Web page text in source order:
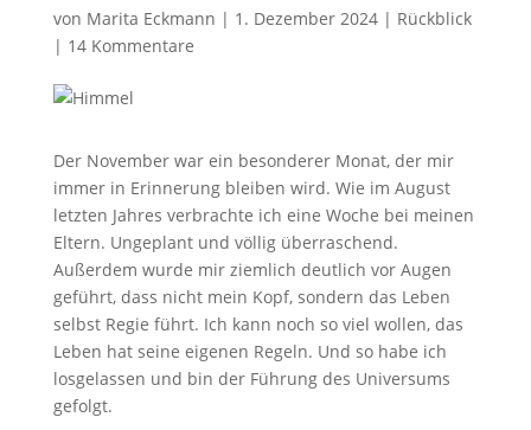
von Marita Eckmann | 1. Dezember 2024| Rückblick
| 14 Kommentare
Der November war ein besonderer Monat, der mir
immer in Erinnerung bleiben wird. Wie im August
letzten Jahres verbrachte ich eine Woche bei meinen
Eltern. Ungeplant und völlig überraschend.
Außerdem wurde mir ziemlich deutlich vor Augen
geführt, dass nicht mein Kopf, sondern das Leben
selbst Regie führt. Ich kann noch so viel wollen, das
Leben hat seine eigenen Regeln. Und so habe ich
losgelassen und bin der Führung des Universums
gefolgt.